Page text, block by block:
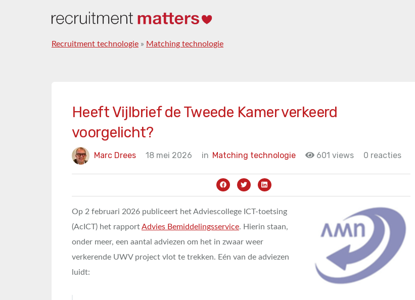
Recruitment technologie » Matching technologie
Heeft Vijlbrief de Tweede Kamer verkeerd
voorgelicht?
Marc Drees 18 mei 2026 in Matching technologie 601 views 0 reacties
Op 2 februari 2026 publiceert het Adviescollege ICT-toetsing
(AcICT) het rapportAdvies Bemiddelingsservice. Hierin staan,
onder meer, een aantal adviezen om het in zwaar weer
verkerende UWV project vlot te trekken. Eén van de adviezen
luidt: